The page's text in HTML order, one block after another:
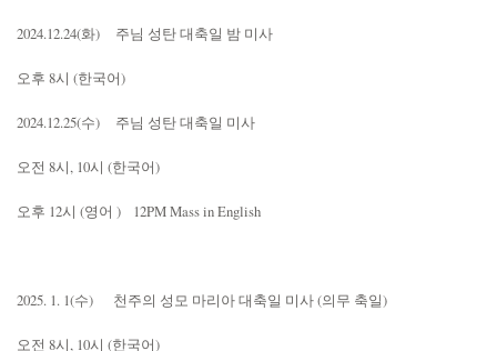
2024.12.24(화) 주님 성탄 대축일 밤 미사
오후 8시 (한국어)
2024.12.25(수) 주님 성탄 대축일 미사
오전 8시, 10시 (한국어)
오후 12시 (영어 ) 12PM Mass in English
2025. 1. 1(수) 천주의 성모 마리아 대축일 미사 (의무 축일)
오전 8시, 10시 (한국어)